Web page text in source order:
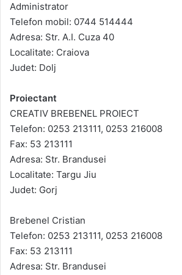
Administrator
Telefon mobil: 0744 514444
Adresa: Str. A.I. Cuza 40
Localitate: Craiova
Judet: Dolj
Proiectant
CREATIV BREBENEL PROIECT
Telefon: 0253 213111, 0253 216008
Fax: 53 213111
Adresa: Str. Brandusei
Localitate: Targu Jiu
Judet: Gorj
Brebenel Cristian
Telefon: 0253 213111, 0253 216008
Fax: 53 213111
Adresa: Str. Brandusei